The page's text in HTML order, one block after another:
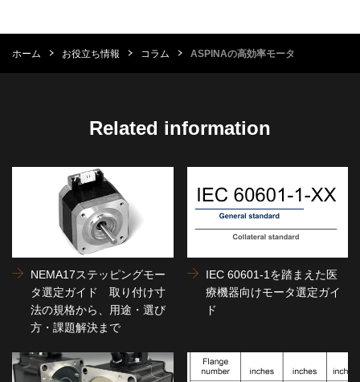
ホーム お役立ち情報 コラム ASPINAの高効率モータ
Related information
NEMA17ステッピングモー
タ選定ガイド 取り付け寸
法の規格から、用途・選び
方・課題解決まで
IEC 60601-1を踏まえた医
療機器向けモータ選定ガイ
ド